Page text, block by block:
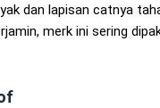
dan lapisan catnya
merk ini sering